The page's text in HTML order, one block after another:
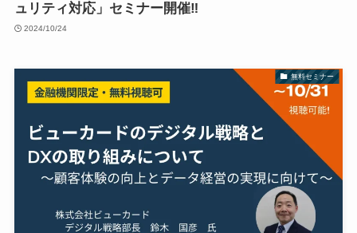
ュリティ対応」セミナー開催‼
2024/10/24
無料セミナー